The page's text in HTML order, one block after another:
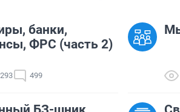
банки,
ФРС (часть 2)
499